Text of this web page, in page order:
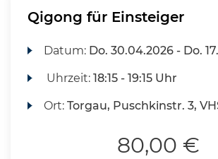
Qigong für Einsteiger
Datum: Do. 30.04.2026 - Do.
Uhrzeit:18:15 - 19:15 Uhr
Ort:Torgau, Puschkinstr. 3,
80,00 €